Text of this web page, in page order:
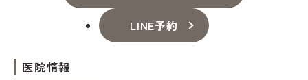
LINE予約
医院情報